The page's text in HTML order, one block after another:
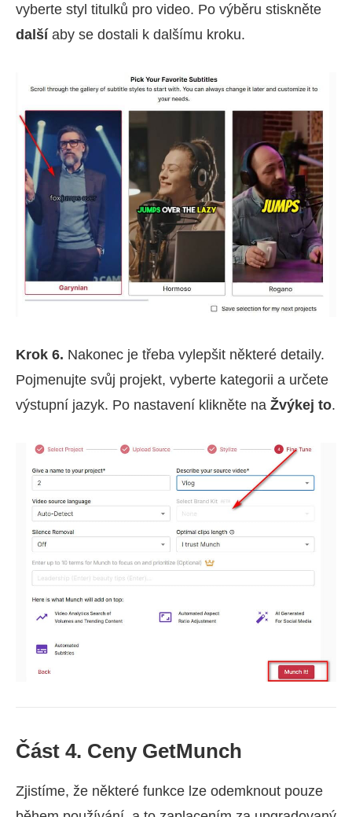
vyberte styl titulků pro video. Po výběru stiskněte
dalšíaby se dostali k dalšímu kroku.
Krok 6. Nakonec je třeba vylepšit některé detaily.
Pojmenujte svůj projekt, vyberte kategorii a určete
výstupní jazyk. Po nastavení klikněte na Žvýkej to.
Část 4. Ceny GetMunch
Zjistíme, že některé funkce lze odemknout pouze